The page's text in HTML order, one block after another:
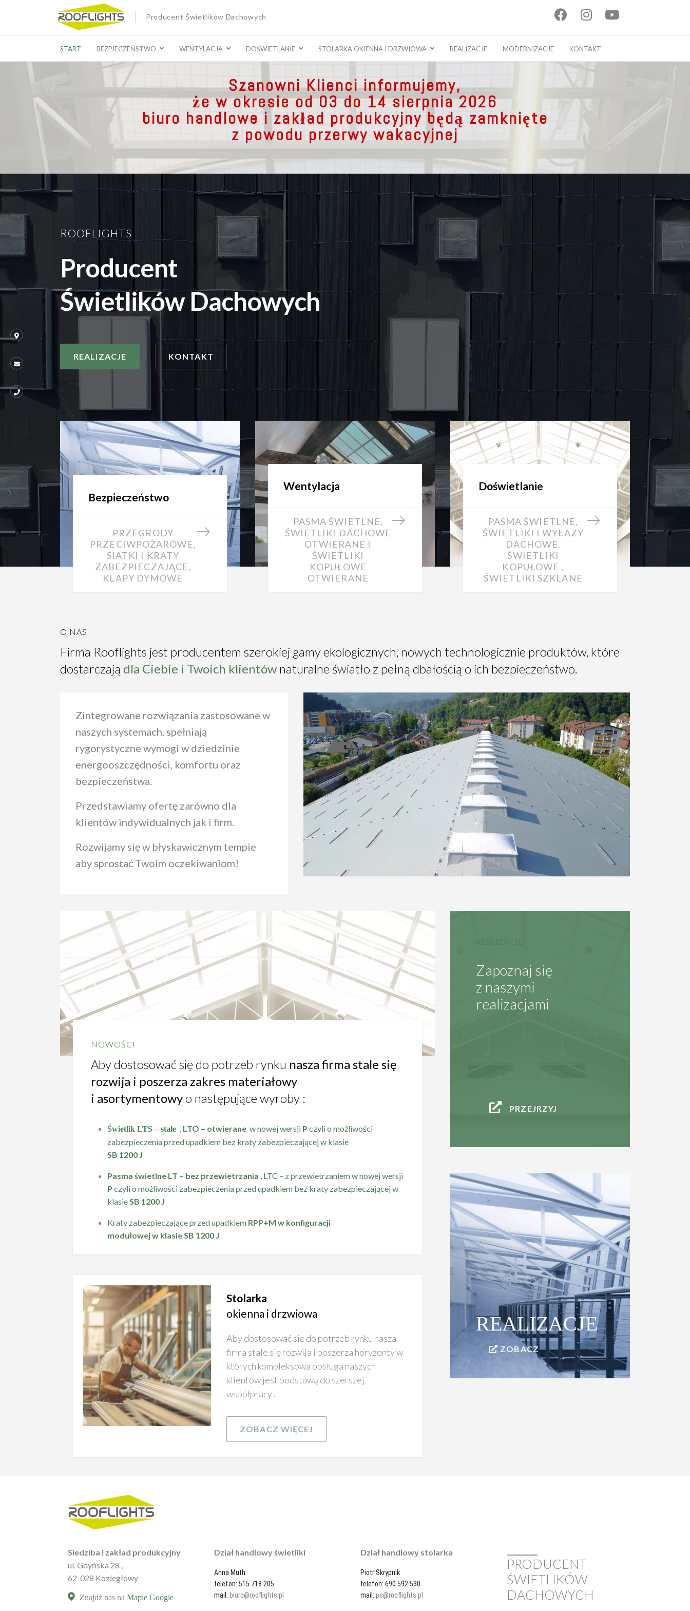
Producent Świetlików Dachowych facebook
instagram
youtube
START BEZPIECZEŃSTWO WENTYLACJA DOŚWIETLANIE STOLARKA OKIENNA I DRZWIOWA REALIZACJE MODERNIZACJE KONTAKT
Szanowni Klienci informujemy,
że w okresie od 03 do 14 sierpnia 2026
biuro handlowe i zakład produkcyjny będą zamknięte
z powodu przerwy wakacyjnej
ROOFLIGHTS
Producent
Świetlików Dachowych
REALIZACJE KONTAKT
Bezpieczeństwo
PRZEGRODY
PRZECIWPOŻAROWE,
SIATKI I KRATY
ZABEZPIECZAJĄCE,
KLAPY DYMOWE
Wentylacja
PASMA ŚWIETLNE,
ŚWIETLIKI DACHOWE
OTWIERANE I
ŚWIETLIKI
KOPUŁOWE
OTWIERANE
Doświetlanie
PASMA ŚWIETLNE,
ŚWIETLIKI I WYŁAZY
DACHOWE.
ŚWIETLIKI
KOPUŁOWE ,
ŚWIETLIKI SZKLANE
Mobile
O NAS
Firma Rooflights jest producentem szerokiej gamy ekologicznych, nowych technologicznie produktów, które
dostarczają dla Ciebie i Twoich klientów naturalne światło z pełną dbałością o ich bezpieczeństwo.
Zintegrowane rozwiązania zastosowane w
naszych systemach, spełniają
rygorystyczne wymogi w dziedzinie
energooszczędności, komfortu oraz
bezpieczeństwa.
Przedstawiamy ofertę zarówno dla
klientów indywidualnych jak i firm.
Rozwijamy się w błyskawicznym tempie
aby sprostać Twoim oczekiwaniom!
NOWOŚCI
Aby dostosować się do potrzeb rynku nasza firma stale się
rozwija i poszerza zakres materiałowy
i asortymentowyo następujące wyroby :
Świetlik LTS – stałe LTO – otwierane w nowej wersji P czyli o możliwości
zabezpieczenia przed upadkiem bez kraty zabezpieczającej w klasie
SB 1200 J
Pasma świetlne LT – bez przewietrzania , LTC – z przewietrzaniem w nowej wersji
P czyli o możliwości zabezpieczenia przed upadkiem bez kraty zabezpieczającej w
klasie SB 1200 J
Kraty zabezpieczające przed upadkiem RPP+M w konfiguracji
modułowej w klasie SB 1200 J
Stolarka
okienna i drzwiowa
Aby dostosować się do potrzeb rynku nasza
firma stale się rozwija i poszerza horyzonty w
których kompleksowa obsługa naszych
klientów jest podstawą do szerszej
współpracy .
ZOBACZ WIĘCEJ
Zapoznaj się
z naszymi
realizacjami
PRZEJRZYJ
REALIZACJE
ZOBACZ
Siedziba i zakład produkcyjny
ul. Gdyńska 28 ,
62-028 Koziegłowy
Znajdź nas na Mapie Google
Dział handlowyświetliki
Anna Muth
telefon: 515 718 205
mail: biuro@rooflights.pl
Dział handlowy stolarka
Piotr Skrypnik
telefon: 690 592 530
mail: ps@rooflights.pl
PRODUCENT
ŚWIETLIKÓW
DACHOWYCH